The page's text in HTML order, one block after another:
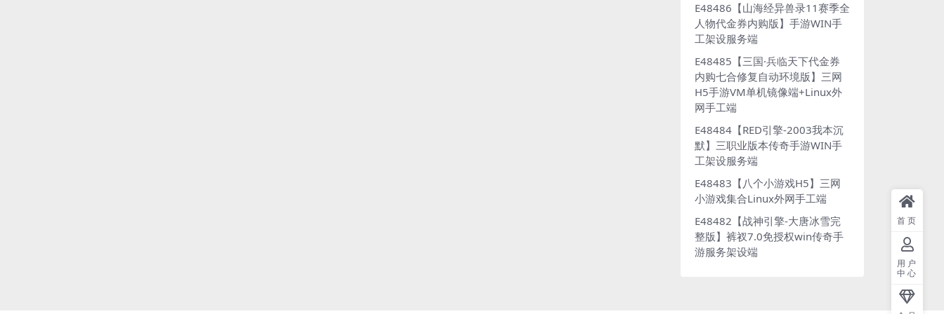
E48486【山海经异兽录11赛季全
人物代金券内购版】手游WIN手
工架设服务端
E48485【三国·兵临天下代金券
内购七合修复自动环境版】三网
H5手游VM单机镜像端+Linux外
网手工端
E48484【RED引擎-2003我本沉
默】三职业版本传奇手游WIN手
工架设服务端
E48483【八个小游戏H5】三网
小游戏集合Linux外网手工端
E48482【战神引擎-大唐冰雪完
整版】裤衩7.0免授权win传奇手
游服务架设端
首页
用户
中心